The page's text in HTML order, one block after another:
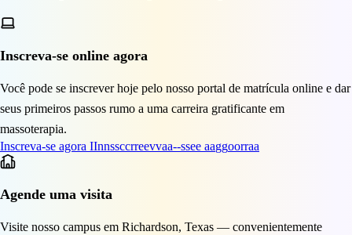
Inscreva-se online agora
Você pode se inscrever hoje pelo nosso portal de matrícula online e dar
seus primeiros passos rumo a uma carreira gratificante em
massoterapia.
Inscreva-se agora IInnssccrreevvaa--ssee aaggoorraa
Agende uma visita
Visite nosso campus em Richardson, Texas — convenientemente